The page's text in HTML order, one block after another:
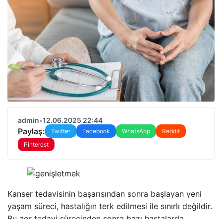
admin•12.06.2025 22:44
Paylaş: Twitter Facebook WhatsApp
Reddit
Pinterest
Kanser tedavisinin başarısından sonra başlayan yeni
yaşam süreci, hastalığın terk edilmesi ile sınırlı değildir.